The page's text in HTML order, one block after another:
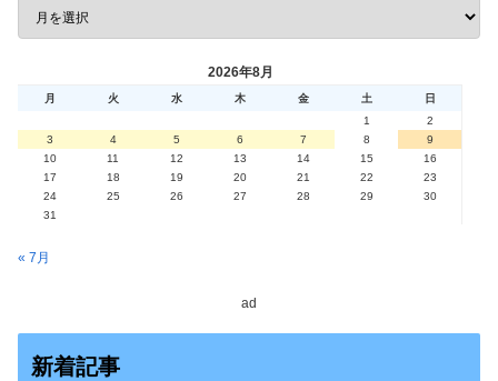
2026年8月
月 火 水 木 金 土
日
1
2
3
4 5 6 7 8
9
10
11 12 13 14 15
16
17
18 19 20 21 22
23
24
25 26 27 28 29
30
31
« 7月
ad
新着記事